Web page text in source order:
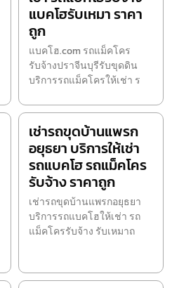
แบคโฮรับเหมา ราคา
ถูก
แบคโฮ.com รถแม็คโคร
รับจ้างปราจีนบุรีรับขุดดิน
บริการรถแม็คโครให้เช่า ร
เช่ารถขุดบ้านแพรก
อยุธยา บริการให้เช่า
รถแบคโฮ รถแม็คโคร
รับจ้าง ราคาถูก
เช่ารถขุดบ้านแพรกอยุธยา
บริการรถแบคโฮให้เช่า รถ
แม็คโครรับจ้าง รับเหมาถ